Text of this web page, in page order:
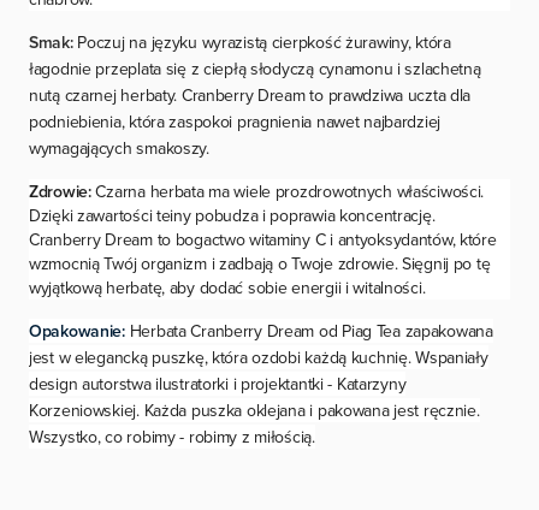
Smak: Poczuj na języku wyrazistą cierpkość żurawiny, która
łagodnie przeplata się z ciepłą słodyczą cynamonu i szlachetną
nutą czarnej herbaty. Cranberry Dream to prawdziwa uczta dla
podniebienia, która zaspokoi pragnienia nawet najbardziej
wymagających smakoszy.
Zdrowie:Czarna herbata ma wiele prozdrowotnych właściwości.
Dzięki zawartości teiny pobudza i poprawia koncentrację.
Cranberry Dream to bogactwo witaminy C i antyoksydantów, które
wzmocnią Twój organizm i zadbają o Twoje zdrowie. Sięgnij po tę
wyjątkową herbatę, aby dodać sobie energii i witalności.
Opakowanie: Herbata Cranberry Dream od Piag Tea zapakowana
jest w elegancką puszkę, która ozdobi każdą kuchnię. Wspaniały
design autorstwa ilustratorki i projektantki - Katarzyny
Korzeniowskiej. Każda puszka oklejana i pakowana jest ręcznie.
Wszystko, co robimy - robimy z miłością.